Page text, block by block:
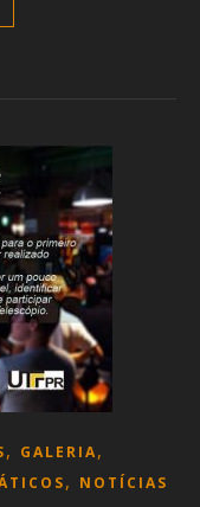
, GALERIA,
, NOTÍCIAS